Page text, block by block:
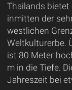
Thailands
inmitten der
westlichen
Weltkulturerbe.
ist 80 Meter
m in die Tiefe.
Jahreszeit bei